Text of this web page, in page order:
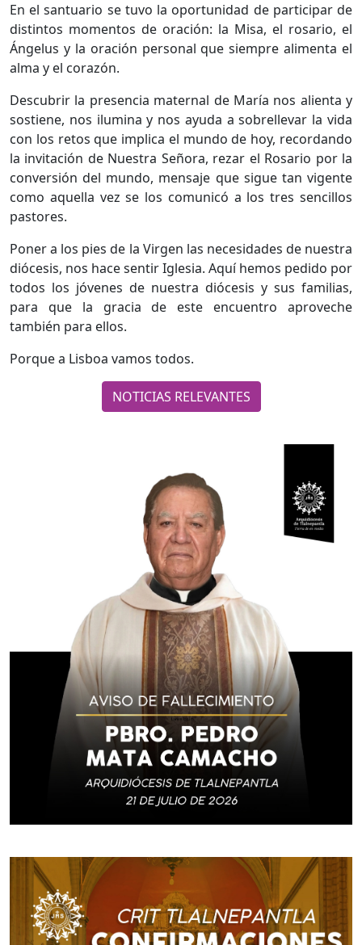
En el santuario se tuvo la oportunidad de participar de
distintos momentos de oración: la Misa, el rosario, el
Ángelus y la oración personal que siempre alimenta el
alma y el corazón.
Descubrir la presencia maternal de María nos alienta y
sostiene, nos ilumina y nos ayuda a sobrellevar la vida
con los retos que implica el mundo de hoy, recordando
la invitación de Nuestra Señora, rezar el Rosario por la
conversión del mundo, mensaje que sigue tan vigente
como aquella vez se los comunicó a los tres sencillos
pastores.
Poner a los pies de la Virgen las necesidades de nuestra
diócesis, nos hace sentir Iglesia. Aquí hemos pedido por
todos los jóvenes de nuestra diócesis y sus familias,
para que la gracia de este encuentro aproveche
también para ellos.
Porque a Lisboa vamos todos.
NOTICIAS RELEVANTES